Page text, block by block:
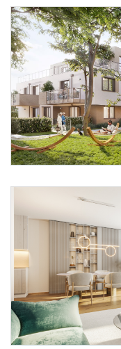
Foto 1: ÖKOWOHNBAU